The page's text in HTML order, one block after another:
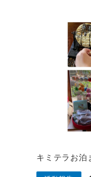
キミテラお泊